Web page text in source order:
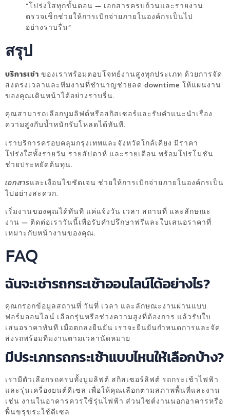
“โปร่งใสทุกขั้นตอน — เอกสารครบถ้วนและรายงาน
ตรวจเช็กช่วยให้การเบิกจ่ายภายในองค์กรเป็นไป
อย่างราบรื่น”
สรุป
บริการเช่า ของเราพร้อมตอบโจทย์งานสูงทุกประเภท ด้วยการจัด
ส่งตรงเวลาและทีมงานที่ชำนาญช่วยลด downtime ให้แผนงาน
ของคุณเดินหน้าได้อย่างราบรื่น.
คุณสามารถเลือกบูมลิฟต์หรือสกิสเซอร์และรับคำแนะนำเรื่อง
ความสูงกับน้ำหนักรับโหลดได้ทันที.
เราบริการครอบคลุมกรุงเทพและจังหวัดใกล้เคียง มีราคา
โปร่งใสทั้งรายวัน รายสัปดาห์ และรายเดือน พร้อมโปรโมชัน
ช่วยประหยัดต้นทุน.
เอกสารและเงื่อนไขชัดเจน ช่วยให้การเบิกจ่ายภายในองค์กรเป็น
ไปอย่างสะดวก.
เริ่มงานของคุณได้ทันที แค่แจ้งวัน เวลา สถานที่ และลักษณะ
งาน — ติดต่อเราวันนี้เพื่อรับคำปรึกษาฟรีและใบเสนอราคาที่
เหมาะกับหน้างานของคุณ.
FAQ
ฉันจะเช่ารถกระเช้าออนไลน์ได้อย่างไร?
คุณกรอกข้อมูลสถานที่ วันที่ เวลา และลักษณะงานผ่านแบบ
ฟอร์มออนไลน์ เลือกรุ่นหรือช่วงความสูงที่ต้องการ แล้วรับใบ
เสนอราคาทันที เมื่อตกลงยืนยัน เราจะยืนยันกำหนดการและจัด
ส่งรถพร้อมทีมงานตามเวลานัดหมาย
มีประเภทรถกระเช้าแบบไหนให้เลือกบ้าง?
เรามีตัวเลือกรถครบทั้งบูมลิฟต์ สกิสเซอร์ลิฟต์ รถกระเช้าไฟฟ้า
และรุ่นเครื่องยนต์ดีเซล เพื่อให้คุณเลือกตามสภาพพื้นที่และงาน
เช่น งานในอาคารควรใช้รุ่นไฟฟ้า ส่วนไซต์งานนอกอาคารหรือ
พื้นขรุขระใช้ดีเซล